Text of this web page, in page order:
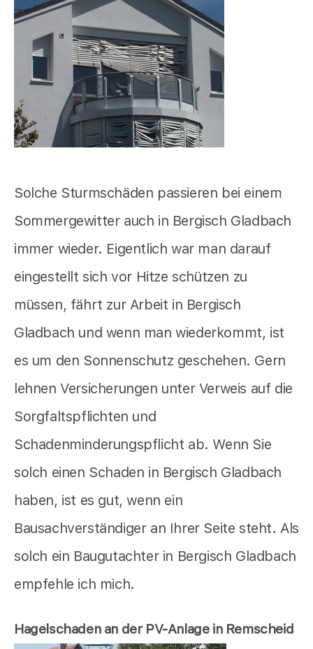
Solche Sturmschäden passieren bei einem
Sommergewitter auch in Bergisch Gladbach
immer wieder. Eigentlich war man darauf
eingestellt sich vor Hitze schützen zu
müssen, fährt zur Arbeit in Bergisch
Gladbach und wenn man wiederkommt, ist
es um den Sonnenschutz geschehen. Gern
lehnen Versicherungen unter Verweis auf die
Sorgfaltspflichten und
Schadenminderungspflicht ab. Wenn Sie
solch einen Schaden in Bergisch Gladbach
haben, ist es gut, wenn ein
Bausachverständiger an Ihrer Seite steht. Als
solch ein Baugutachter in Bergisch Gladbach
empfehle ich mich.
Hagelschaden an der PV-Anlage in Remscheid